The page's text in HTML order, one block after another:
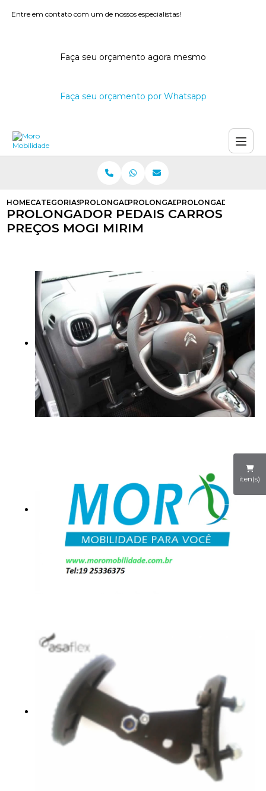
Entre em contato com um de nossos especialistas!
Faça seu orçamento agora mesmo
Faça seu orçamento por Whatsapp
iten(s)
HOMECATEGORIASPROLONGADOR DE PEDAIS
PROLONGADOR DE PEDAIS PARA
PROLONGADOR
PROLONGADOR PEDAIS CARROS
PREÇOS MOGI MIRIM